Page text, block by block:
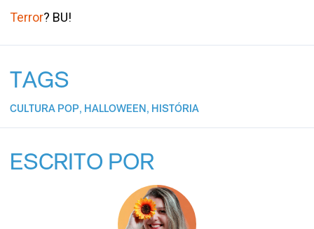
Terror? BU!
TAGS
CULTURA POP, HALLOWEEN , HISTÓRIA
ESCRITO POR